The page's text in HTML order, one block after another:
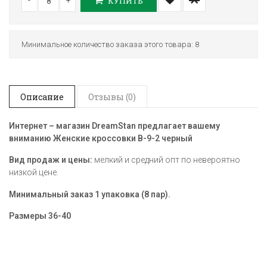
Минимальное количество заказа этого товара: 8
Описание Отзывы (0)
Интернет – магазин DreamStan предлагает вашему
вниманию Женские кроссовки B-9-2 черный
Вид продаж и цены: мелкий и средний опт по невероятно
низкой цене.
Минимальный заказ 1 упаковка (8 пар).
Размеры 36-40